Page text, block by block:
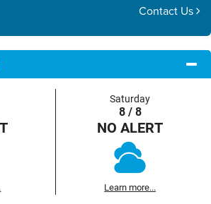
Contact Us
Saturday
8 / 8
NO ALERT
Learn more...